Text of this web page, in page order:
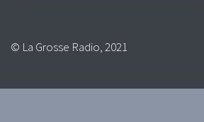
© La Grosse Radio, 2021